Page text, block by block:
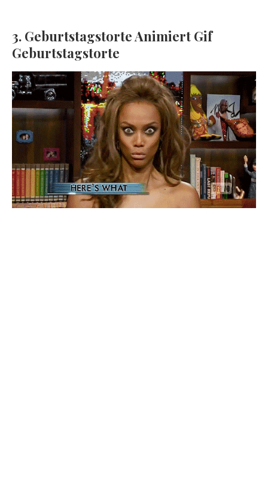
3. Geburtstagstorte Animiert Gif
Geburtstagstorte